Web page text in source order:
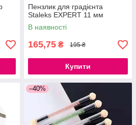
Пензлик для градієнта
Staleks EXPERT 11 мм
В наявності
165,75 ₴ 195 ₴
Купити
–40%